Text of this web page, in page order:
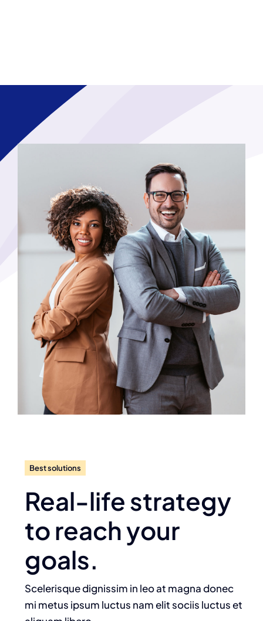
Best solutions
Real-life strategy
to reach your
goals.
Scelerisque dignissim in leo at magna donec
mi metus ipsum luctus nam elit sociis luctus et